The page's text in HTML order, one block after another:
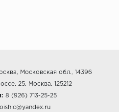
Московская обл., 14396
25, Москва, 125212
8 (926) 713-25-25